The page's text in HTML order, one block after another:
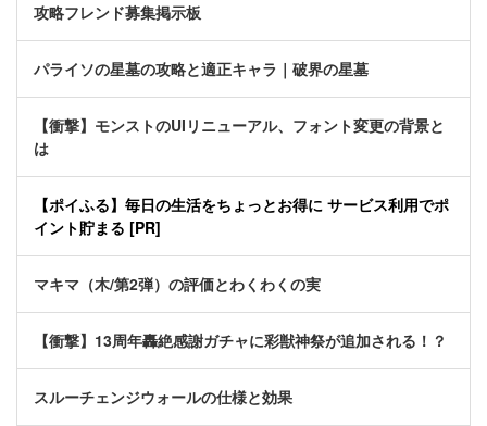
攻略フレンド募集掲示板
パライソの星墓の攻略と適正キャラ｜破界の星墓
【衝撃】モンストのUIリニューアル、フォント変更の背景と
は
【ポイふる】毎日の生活をちょっとお得に サービス利用でポ
イント貯まる [PR]
マキマ（木/第2弾）の評価とわくわくの実
【衝撃】13周年轟絶感謝ガチャに彩獣神祭が追加される！？
スルーチェンジウォールの仕様と効果